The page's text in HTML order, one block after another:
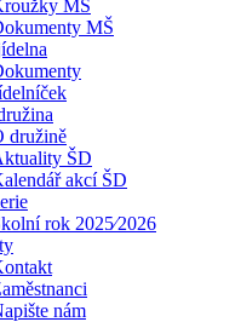
MŠ
MŠ
družině
ŠD
akcí ŠD
rok 2025⁄2026
nám